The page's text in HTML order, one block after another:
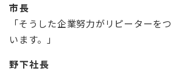
市長
「そうした企業努力がリピーターを
います。」
野下社長